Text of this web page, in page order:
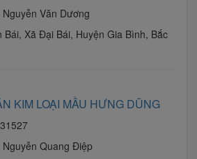
Nguyễn Văn Dương
Bái, Xã Đại Bái, Huyện Gia Bình, Bắc
KIM LOẠI MẦU HƯNG DŨNG
Nguyễn Quang Điệp